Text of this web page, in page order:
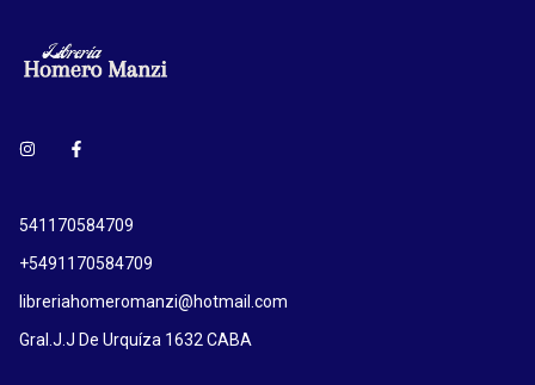
541170584709
+5491170584709
libreriahomeromanzi@hotmail.com
Gral.J.J De Urquíza 1632 CABA